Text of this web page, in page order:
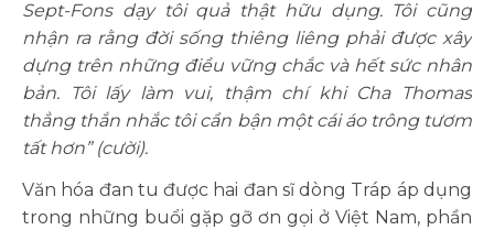
Sept-Fons dạy tôi quả thật hữu dụng. Tôi cũng
nhận ra rằng đời sống thiêng liêng phải được xây
dựng trên những điều vững chắc và hết sức nhân
bản. Tôi lấy làm vui, thậm chí khi Cha Thomas
thẳng thắn nhắc tôi cần bận một cái áo trông tươm
tất hơn” (cười).
Văn hóa đan tu được hai đan sĩ dòng Tráp áp dụng
trong những buổi gặp gỡ ơn gọi ở Việt Nam, phần